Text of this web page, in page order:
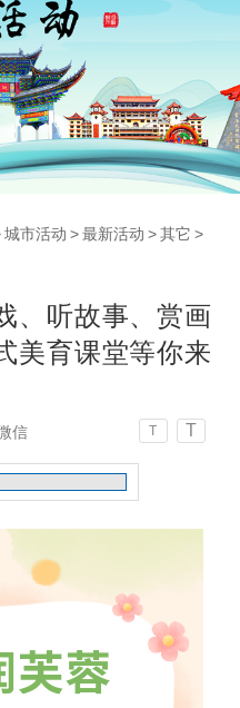
城市活动 > 最新活动 > 其它 >
、听故事、赏画
美育课堂等你来
信 T T